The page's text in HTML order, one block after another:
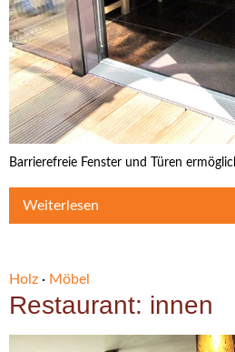
Barrierefreie Fenster und Türen
Weiterlesen
Holz · Möbel
Restaurant: innen